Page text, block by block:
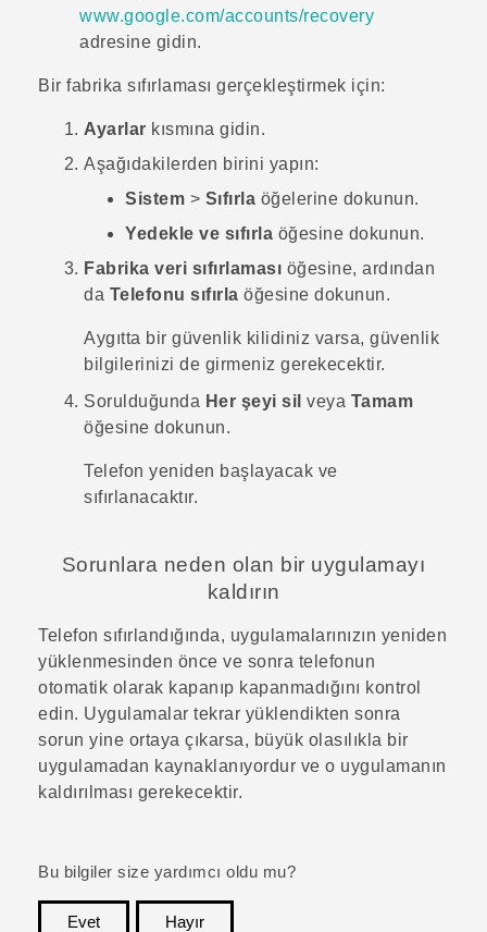
www.google.com/accounts/recovery
adresine gidin.
Bir fabrika sıfırlaması gerçekleştirmek için:
Ayarlar kısmına gidin.
Aşağıdakilerden birini yapın:
Sistem > Sıfırla öğelerine dokunun.
Yedekle ve sıfırla öğesine dokunun.
Fabrika veri sıfırlaması öğesine, ardından
da Telefonu sıfırla öğesine dokunun.
Aygıtta bir güvenlik kilidiniz varsa, güvenlik
bilgilerinizi de girmeniz gerekecektir.
Sorulduğunda Her şeyi sil veya Tamam
öğesine dokunun.
Telefon yeniden başlayacak ve
sıfırlanacaktır.
Sorunlara neden olan bir uygulamayı
kaldırın
Telefon sıfırlandığında, uygulamalarınızın yeniden
yüklenmesinden önce ve sonra telefonun
otomatik olarak kapanıp kapanmadığını kontrol
edin. Uygulamalar tekrar yüklendikten sonra
sorun yine ortaya çıkarsa, büyük olasılıkla bir
uygulamadan kaynaklanıyordur ve o uygulamanın
kaldırılması gerekecektir.
Bu bilgiler size yardımcı oldu mu?
Evet
Hayır